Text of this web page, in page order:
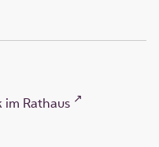
Rathaus